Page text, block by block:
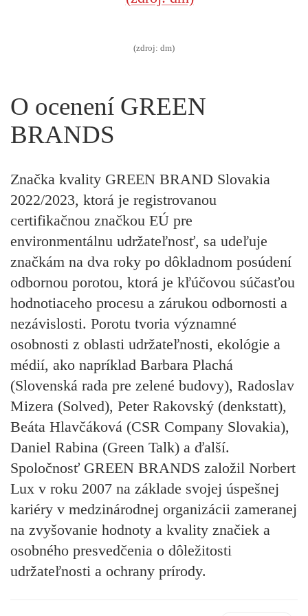
(zdroj: dm)
O ocenení GREEN
BRANDS
Značka kvality GREEN BRAND Slovakia
2022/2023, ktorá je registrovanou
certifikačnou značkou EÚ pre
environmentálnu udržateľnosť, sa udeľuje
značkám na dva roky po dôkladnom posúdení
odbornou porotou, ktorá je kľúčovou súčasťou
hodnotiaceho procesu a zárukou odbornosti a
nezávislosti. Porotu tvoria významné
osobnosti z oblasti udržateľnosti, ekológie a
médií, ako napríklad Barbara Plachá
(Slovenská rada pre zelené budovy), Radoslav
Mizera (Solved), Peter Rakovský (denkstatt),
Beáta Hlavčáková (CSR Company Slovakia),
Daniel Rabina (Green Talk) a ďalší.
Spoločnosť GREEN BRANDS založil Norbert
Lux v roku 2007 na základe svojej úspešnej
kariéry v medzinárodnej organizácii zameranej
na zvyšovanie hodnoty a kvality značiek a
osobného presvedčenia o dôležitosti
udržateľnosti a ochrany prírody.